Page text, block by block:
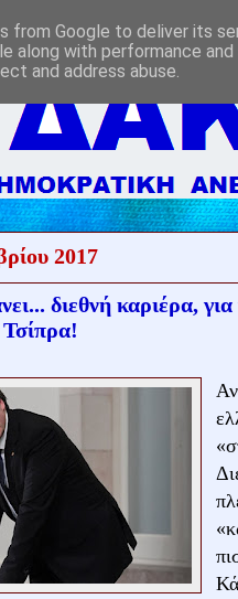
2017
διεθνή καριέρα,
from Google to deliver its
along with performance
and address abuse.